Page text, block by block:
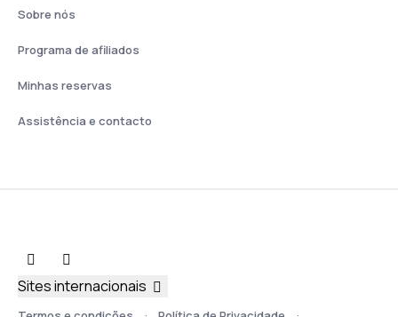
Sobre nós
Programa de afiliados
Minhas reservas
Assistência e contacto
Sites internacionais